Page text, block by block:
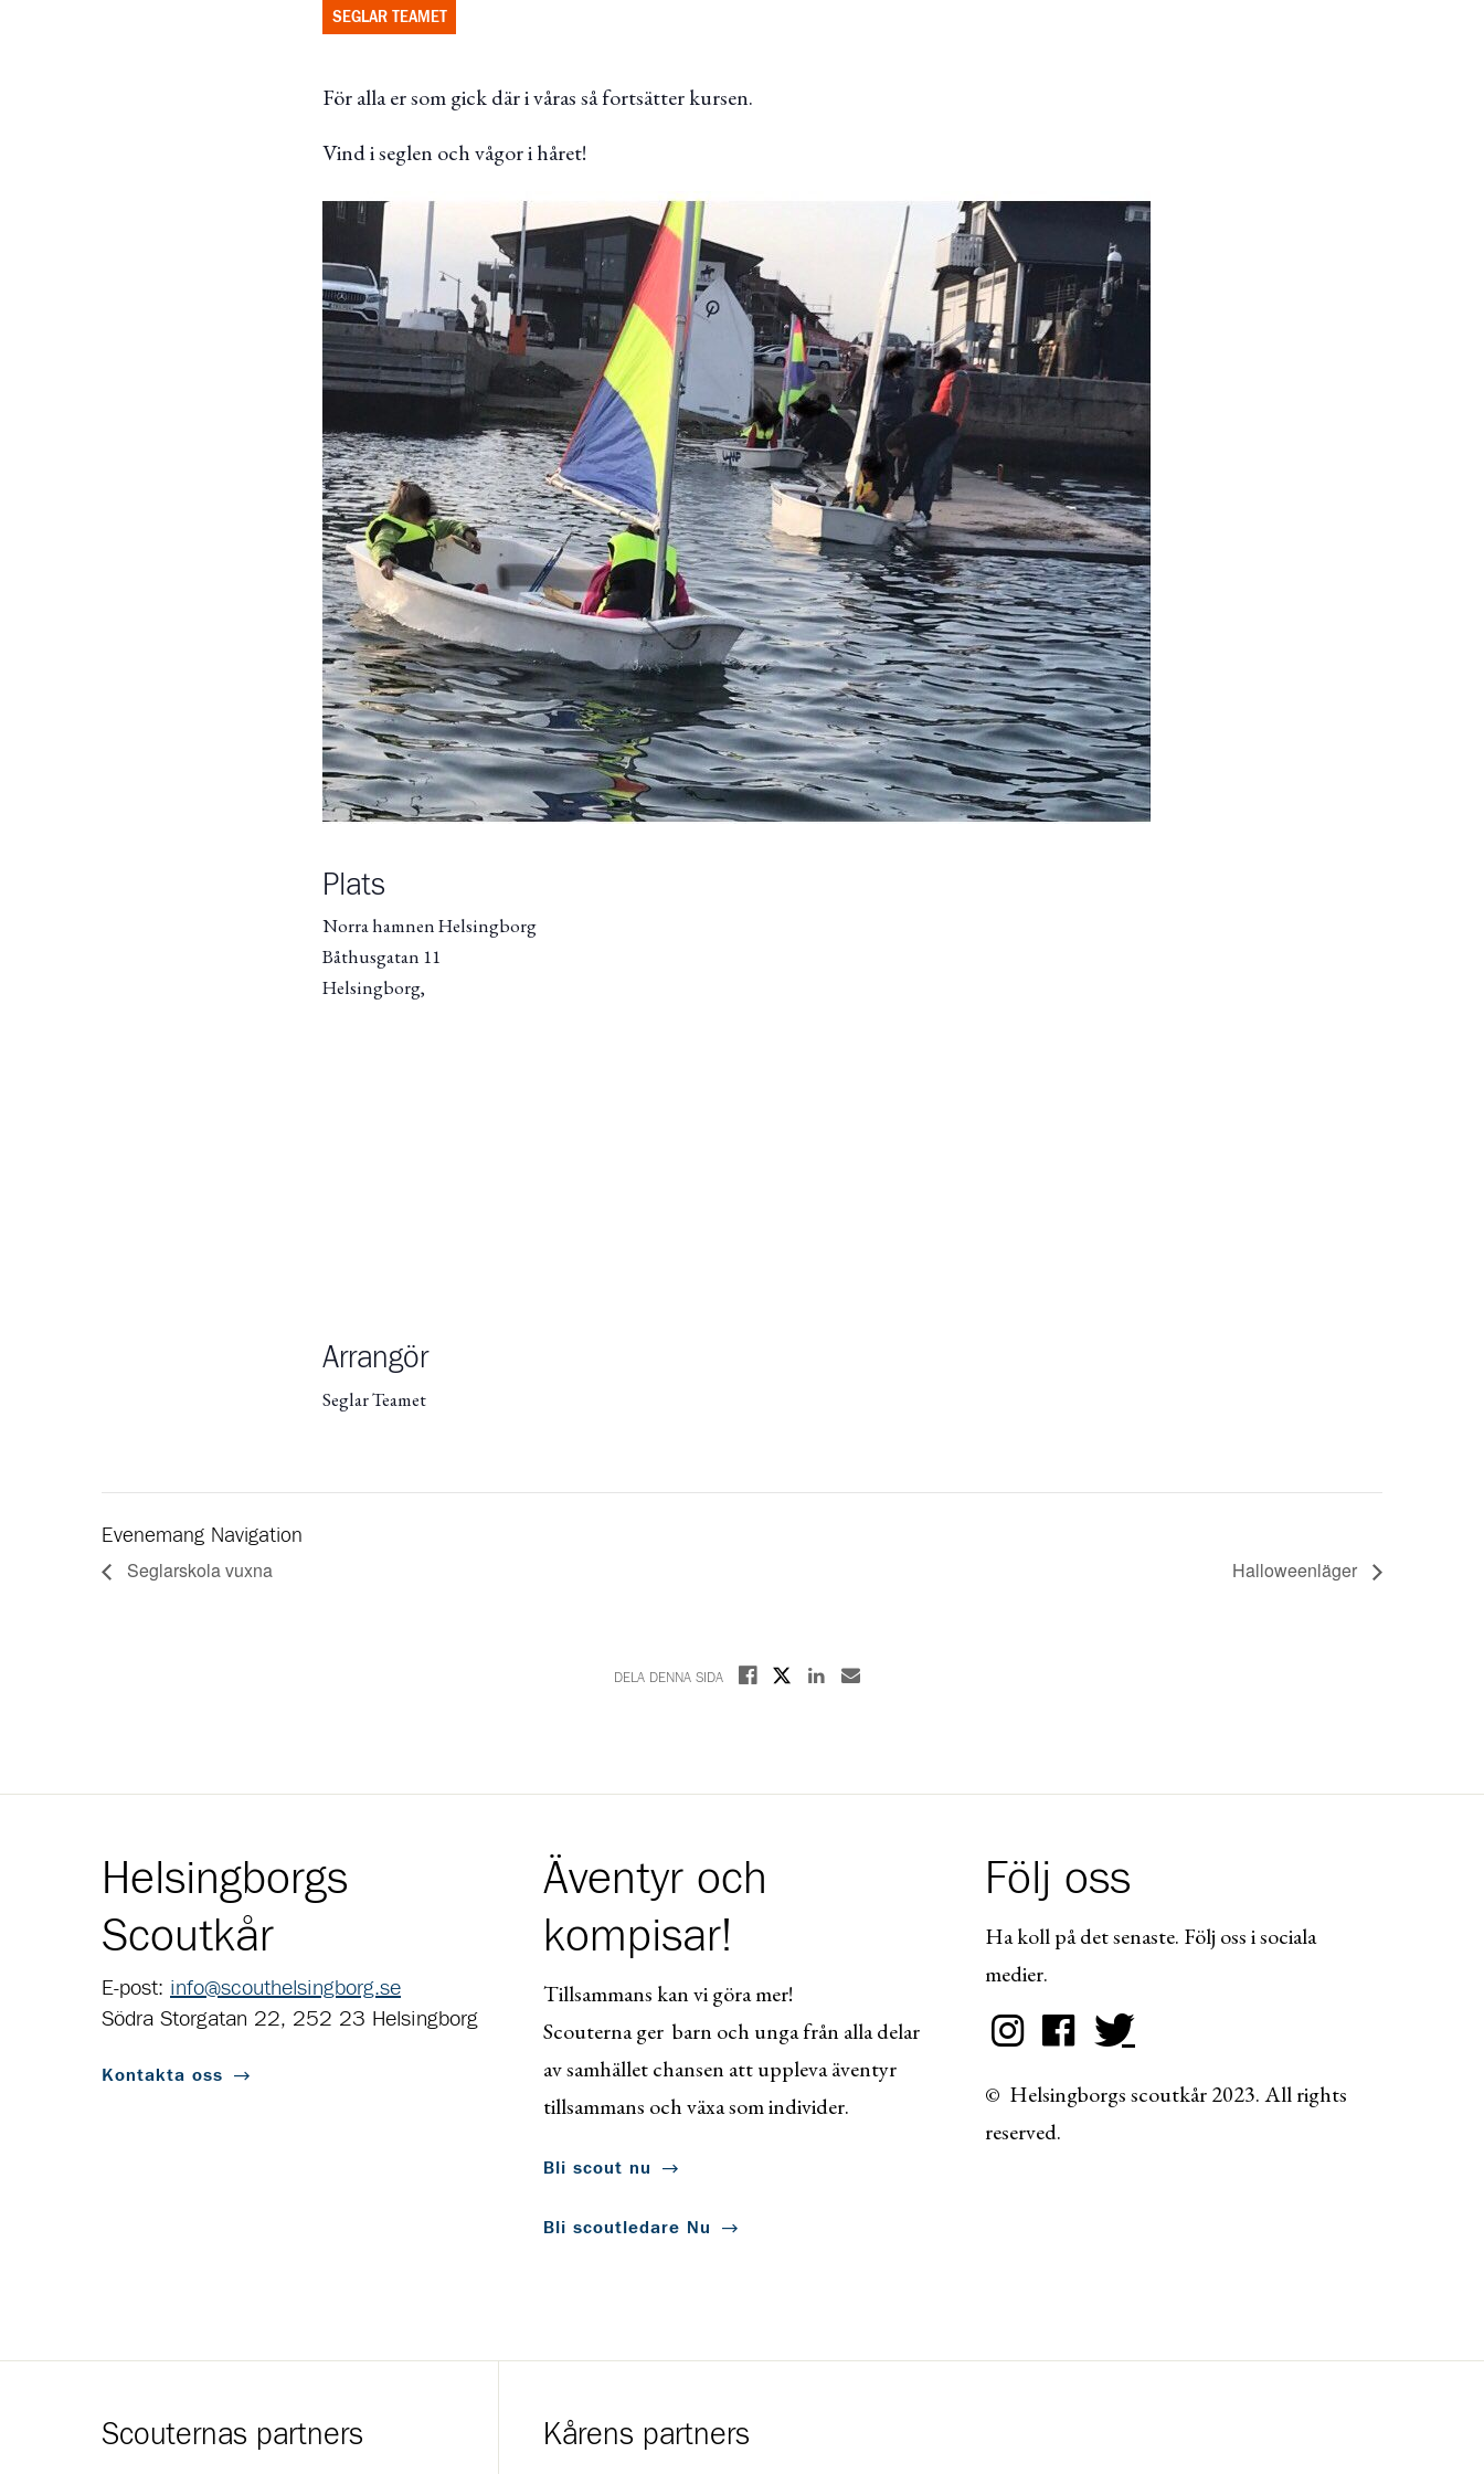
SEGLAR TEAMET
För alla er som gick där i våras så fortsätter kursen.
Vind i seglen och vågor i håret!
Plats
Norra hamnen Helsingborg
Båthusgatan 11
Helsingborg,
Arrangör
Seglar Teamet
Evenemang Navigation
Seglarskola vuxna Halloweenläger
DELA DENNA SIDA Dela på Facebook
Dela på XDela på Linkedin
Dela med E-post
Helsingborgs
Scoutkår
E-post: info@scouthelsingborg.se
Södra Storgatan 22, 252 23 Helsingborg
Kontakta oss
Äventyr och
kompisar!
Tillsammans kan vi göra mer!
Scouterna ger barn och unga från alla delar
av samhället chansen att uppleva äventyr
tillsammans och växa som individer.
Bli scout nu
Bli scoutledare Nu
Följ oss
Ha koll på det senaste. Följ oss i sociala
medier.
© Helsingborgs scoutkår 2023. All rights
reserved.
Scouternas partners Kårens partners